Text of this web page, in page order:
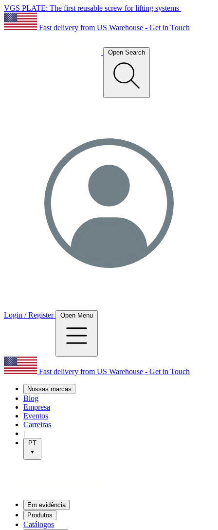
VGS PLATE: The first reusable screw for lifting systems
Fast delivery from US Warehouse - Get in Touch
Open Search
Login / Register Open Menu
Fast delivery from US Warehouse - Get in Touch
Nossas marcas
Blog
Empresa
Eventos
Carreiras
|
PT
Em evidência
Produtos
Catálogos